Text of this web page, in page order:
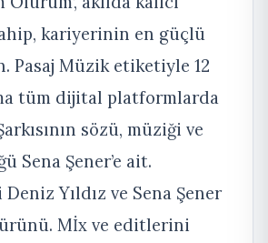
kariyerinin en güçlü
Pasaj Müzik etiketiyle 12
tüm dijital platformlarda
sözü, müziği ve
Sena Şener’e ait.
Yıldız ve Sena Şener
ürünü. Mİx ve editlerini